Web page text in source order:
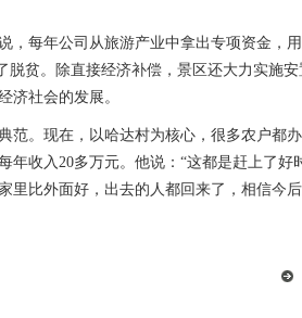
，每年公司从旅游产业中拿出专项资金，
脱贫。除直接经济补偿，景区还大力实施
济社会的发展。
范。现在，以哈达村为核心，很多农户都
年收入20多万元。他说：“这都是赶上了好
里比外面好，出去的人都回来了，相信今